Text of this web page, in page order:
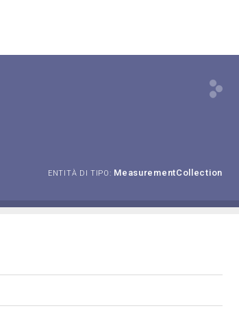
ENTITÀ DI TIPO: MeasurementCollection